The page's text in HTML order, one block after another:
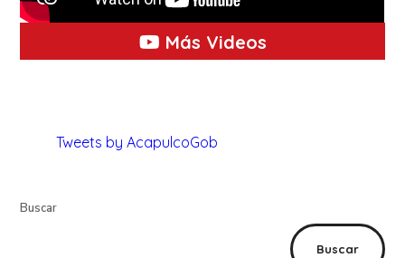
Más Videos
Tweets by AcapulcoGob
Buscar
Buscar